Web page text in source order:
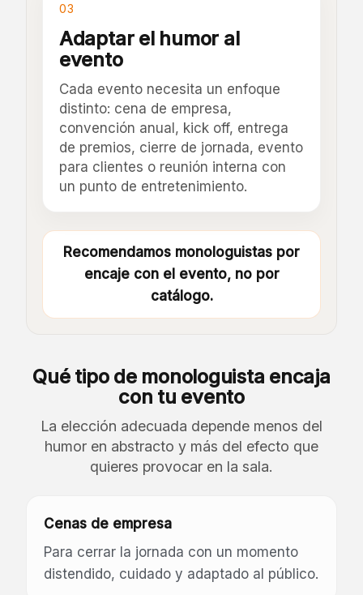
03
Adaptar el humor al
evento
Cada evento necesita un enfoque
distinto: cena de empresa,
convención anual, kick off, entrega
de premios, cierre de jornada, evento
para clientes o reunión interna con
un punto de entretenimiento.
Recomendamos monologuistas por
encaje con el evento, no por
catálogo.
Qué tipo de monologuista encaja
con tu evento
La elección adecuada depende menos del
humor en abstracto y más del efecto que
quieres provocar en la sala.
Cenas de empresa
Para cerrar la jornada con un momento
distendido, cuidado y adaptado al público.